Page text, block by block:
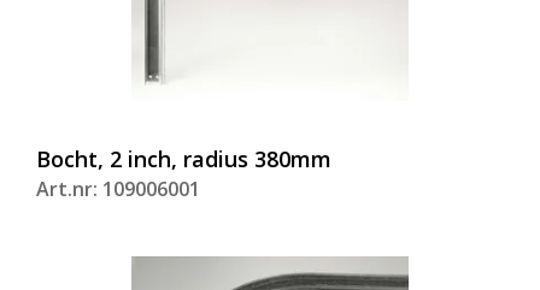
Bocht, 2 inch, radius 380mm
Art.nr: 109006001